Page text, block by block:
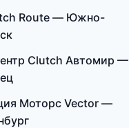
Route — Южно-
Clutch Автомир —
Моторс Vector —